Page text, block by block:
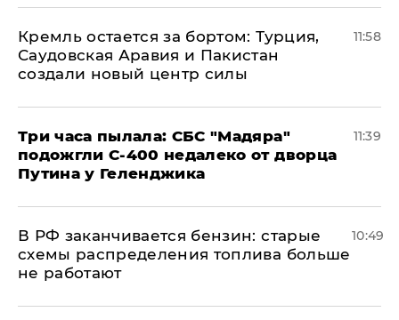
​Кремль остается за бортом: Турция,
Саудовская Аравия и Пакистан
создали новый центр силы
11:58
Три часа пылала: СБС "Мадяра"
подожгли С-400 недалеко от дворца
Путина у Геленджика
11:39
​В РФ заканчивается бензин: старые
схемы распределения топлива больше
не работают
10:49